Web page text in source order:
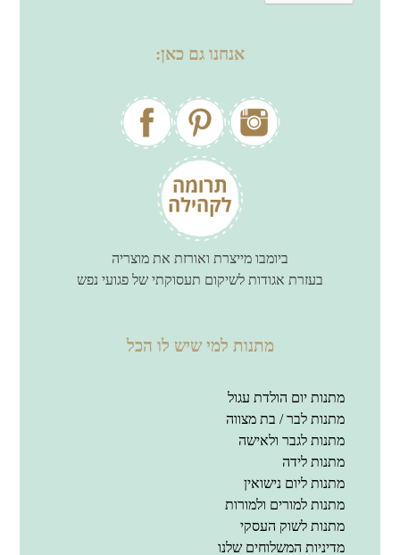
אנחנו גם כאן:
ביומבו מייצרת ואורזת את מוצריה
בעזרת אגודות לשיקום תעסוקתי של פגועי נפש
מתנות למי שיש לו הכל
מתנות יום הולדת עגול
מתנות לבר / בת מצווה
מתנות לגבר ולאישה
מתנות לידה
מתנות ליום נישואין
מתנות למורים ולמורות
מתנות לשוק העסקי
מדיניות המשלוחים שלנו